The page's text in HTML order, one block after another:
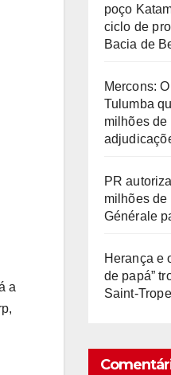
a
poço
ciclo de
Bacia de
Mercons:
Tulumba
milhões de
PR
milhões
Générale
Herança e
de papá”
Saint-